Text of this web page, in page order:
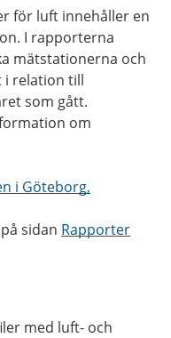
för luft innehåller en
I rapporterna
mätstationerna och
i relation till
som gått.
om
i Göteborg,
sidan Rapporter
med luft- och